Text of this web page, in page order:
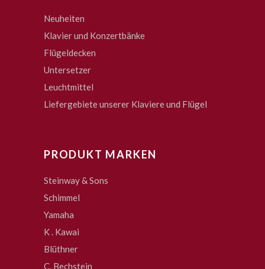
Neuheiten
Klavier und Konzertbänke
Flügeldecken
Untersetzer
Leuchtmittel
Liefergebiete unserer Klaviere und Flügel
PRODUKT MARKEN
Steinway & Sons
Schimmel
Yamaha
K . Kawai
Blüthner
C. Bechstein